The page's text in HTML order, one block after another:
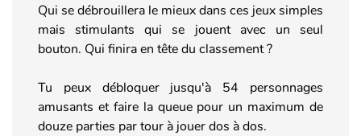
Qui se débrouillera le mieux dans ces jeux simples
mais stimulants qui se jouent avec un seul
bouton. Qui finira en tête du classement ?
Tu peux débloquer jusqu'à 54 personnages
amusants et faire la queue pour un maximum de
douze parties par tour à jouer dos à dos.